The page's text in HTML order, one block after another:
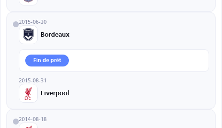
2015-06-30
Bordeaux
Fin de prêt
2015-08-31
Liverpool
2014-08-18